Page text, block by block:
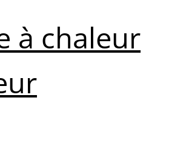
à chaleur